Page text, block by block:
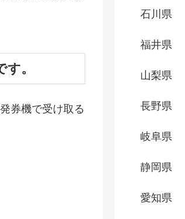
。
券機で受け取る
石川県
福井県
山梨県
長野県
岐阜県
静岡県
愛知県